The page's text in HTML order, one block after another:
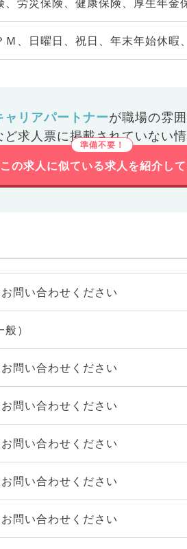
、労災保険、健康保険、厚生年金
Ｍ、日曜日、祝日、年末年始休暇
ャリアパートナーが職場の雰
ど求人票に掲載されていない
この求人に似ている求人を紹介し
問い合わせください
）
問い合わせください
問い合わせください
問い合わせください
問い合わせください
問い合わせください